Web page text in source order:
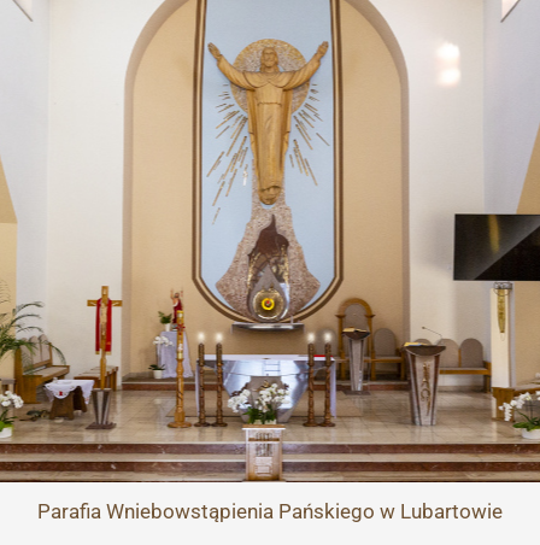
Przejdź
Parafia Wniebowstąpienia Pańskiego w Lubartowie